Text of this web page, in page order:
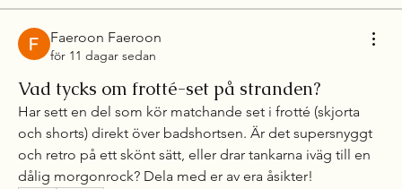
Faeroon Faeroon
för 11 dagar sedan
Vad tycks om frotté-set på stranden?
Har sett en del som kör matchande set i frotté (skjorta
och shorts) direkt över badshortsen. Är det supersnyggt
och retro på ett skönt sätt, eller drar tankarna iväg till en
dålig morgonrock? Dela med er av era åsikter!